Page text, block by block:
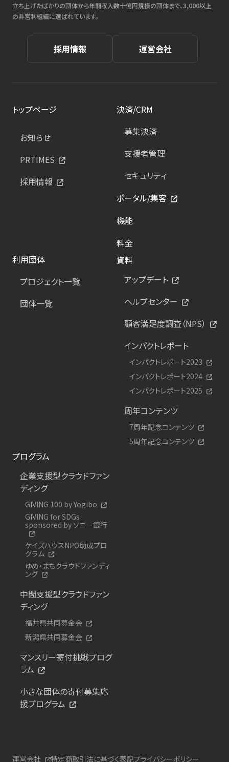
立ち上げたばかりの団体から年間収入数十億円規模の団体まで、3,000以上
の非営利組織に選ばれています。
採用情報 運営会社
トップページ
お知らせ
PRTIMES
採用情報
決済/CRM
募集決済
支援者管理
セキュリティ
ポータル/集客
機能
料金
利用団体
プロジェクト一覧
団体一覧
資料
アップデート
ヘルプセンター
顧客満足度調査（NPS）
インパクトレポート
インパクトレポート2023
インパクトレポート2024
インパクトレポート2025
周年コンテンツ
7周年記念コンテンツ
5周年記念コンテンツ
プログラム
企業支援型クラウドファン
ディング
GIVING 100 by Yogibo
GIVING for SDGs
sponsored by ソニー銀行
ケイズハウスNPO助成プロ
グラム
ゆめ・まちクラウドファンディ
ング
中間支援型クラウドファン
ディング
福井県共同募金会
新潟県共同募金会
マンスリー寄付挑戦プログ
ラム
小さな団体の寄付募集応
援プログラム
運営会社 特定商取引法に基づく表記プライバシーポリシー